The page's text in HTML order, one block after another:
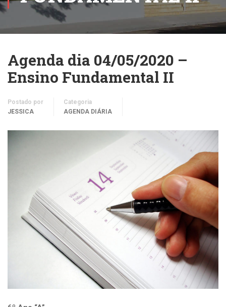
Agenda dia 04/05/2020 –
Ensino Fundamental II
Postado por
JESSICA
Categoria
AGENDA DIÁRIA